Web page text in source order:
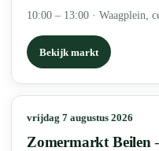
10:00 – 13:00 · Waagplein,
Bekijk markt
vrijdag 7 augustus 2026
Zomermarkt Beilen